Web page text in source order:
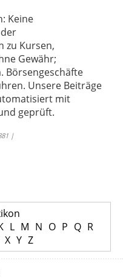
Keine
zu Kursen,
Gewähr;
Börsengeschäfte
Unsere Beiträge
mit
geprüft.
|
L M N O P Q R
X Y Z